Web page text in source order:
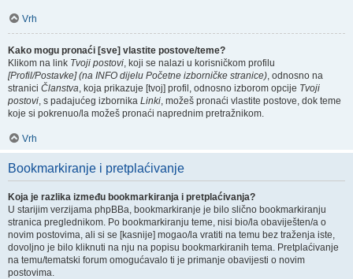
Vrh
Kako mogu pronaći [sve] vlastite postove/teme?
Klikom na link Tvoji postovi, koji se nalazi u korisničkom profilu
[Profil/Postavke] (na INFO dijelu Početne izborničke stranice), odnosno na
stranici Članstva, koja prikazuje [tvoj] profil, odnosno izborom opcije Tvoji
postovi, s padajućeg izbornika Linki, možeš pronaći vlastite postove, dok teme
koje si pokrenuo/la možeš pronaći naprednim pretražnikom.
Vrh
Bookmarkiranje i pretplaćivanje
Koja je razlika između bookmarkiranja i pretplaćivanja?
U starijim verzijama phpBBa, bookmarkiranje je bilo slično bookmarkiranju
stranica preglednikom. Po bookmarkiranju teme, nisi bio/la obaviješten/a o
novim postovima, ali si se [kasnije] mogao/la vratiti na temu bez traženja iste,
dovoljno je bilo kliknuti na nju na popisu bookmarkiranih tema. Pretplaćivanje
na temu/tematski forum omogućavalo ti je primanje obavijesti o novim
postovima.